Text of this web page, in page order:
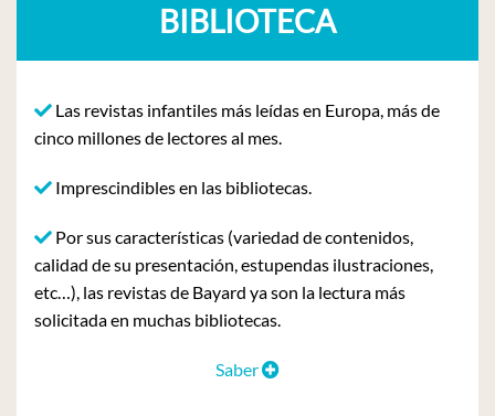
BIBLIOTECA
Las revistas infantiles más leídas en Europa, más de
cinco millones de lectores al mes.
Imprescindibles en las bibliotecas.
Por sus características (variedad de contenidos,
calidad de su presentación, estupendas ilustraciones,
etc…), las revistas de Bayard ya son la lectura más
solicitada en muchas bibliotecas.
Saber